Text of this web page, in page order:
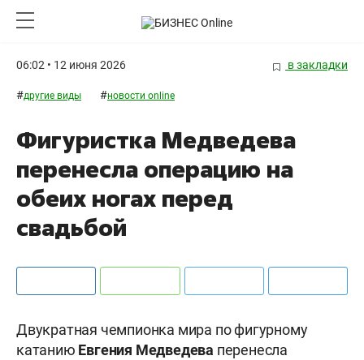
06:02 • 12 июня 2026 в закладки
#другие виды #новости online
Фигуристка Медведева
перенесла операцию на
обеих ногах перед
свадьбой
Двукратная чемпионка мира по фигурному
катанию Евгения Медведева перенесла